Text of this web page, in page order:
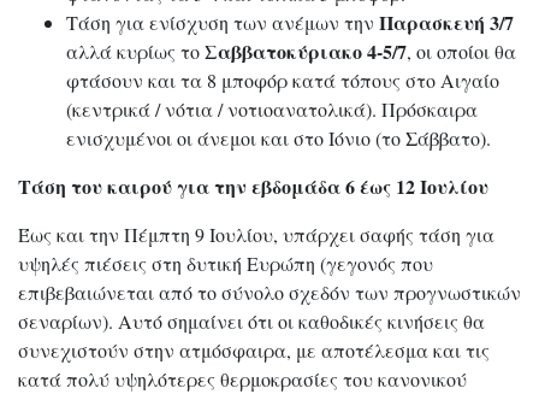
Τάση για ενίσχυση των ανέμων την Παρασκευή 3/7
αλλά κυρίως τοΣαββατοκύριακο 4-5/7, οι οποίοι θα
φτάσουν και τα 8 μποφόρ κατά τόπους στο Αιγαίο
(κεντρικά / νότια / νοτιοανατολικά). Πρόσκαιρα
ενισχυμένοι οι άνεμοι και στο Ιόνιο (το Σάββατο).
Τάση του καιρού για την εβδομάδα 6 έως 12 Ιουλίου
Έως και την Πέμπτη 9 Ιουλίου, υπάρχει σαφής τάση για
υψηλές πιέσεις στη δυτική Ευρώπη (γεγονός που
επιβεβαιώνεται από το σύνολο σχεδόν των προγνωστικών
σεναρίων). Αυτό σημαίνει ότι οι καθοδικές κινήσεις θα
συνεχιστούν στην ατμόσφαιρα, με αποτέλεσμα και τις
κατά πολύ υψηλότερες θερμοκρασίες του κανονικού